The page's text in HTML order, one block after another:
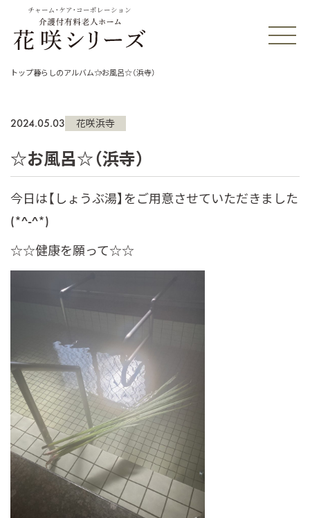
チャーム・ケア・コーポレーション
トップ暮らしのアルバム☆お風呂☆（浜寺）
2024.05.03 花咲浜寺
☆お風呂☆（浜寺）
今日は【しょうぶ湯】をご用意させていただきました
(*^-^*)
☆☆健康を願って☆☆